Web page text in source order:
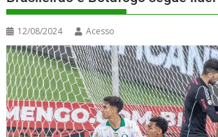
12/08/2024 Acesso